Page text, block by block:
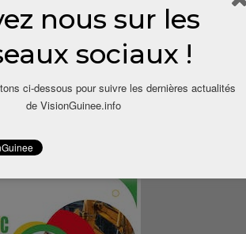
nous sur les
sociaux !
ci-dessous pour suivre les dernières actualités
de VisionGuinee.info